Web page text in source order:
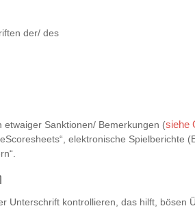
der/ des
etwaiger Sanktionen/ Bemerkungen (siehe
elektronische Spielberichte
Unterschrift kontrollieren, das hilft, bösen